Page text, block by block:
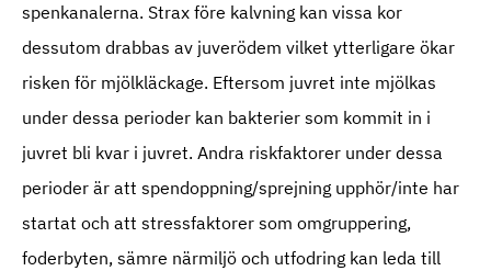
spenkanalerna. Strax före kalvning kan vissa kor
dessutom drabbas av juverödem vilket ytterligare ökar
risken för mjölkläckage. Eftersom juvret inte mjölkas
under dessa perioder kan bakterier som kommit in i
juvret bli kvar i juvret. Andra riskfaktorer under dessa
perioder är att spendoppning/sprejning upphör/inte har
startat och att stressfaktorer som omgruppering,
foderbyten, sämre närmiljö och utfodring kan leda till